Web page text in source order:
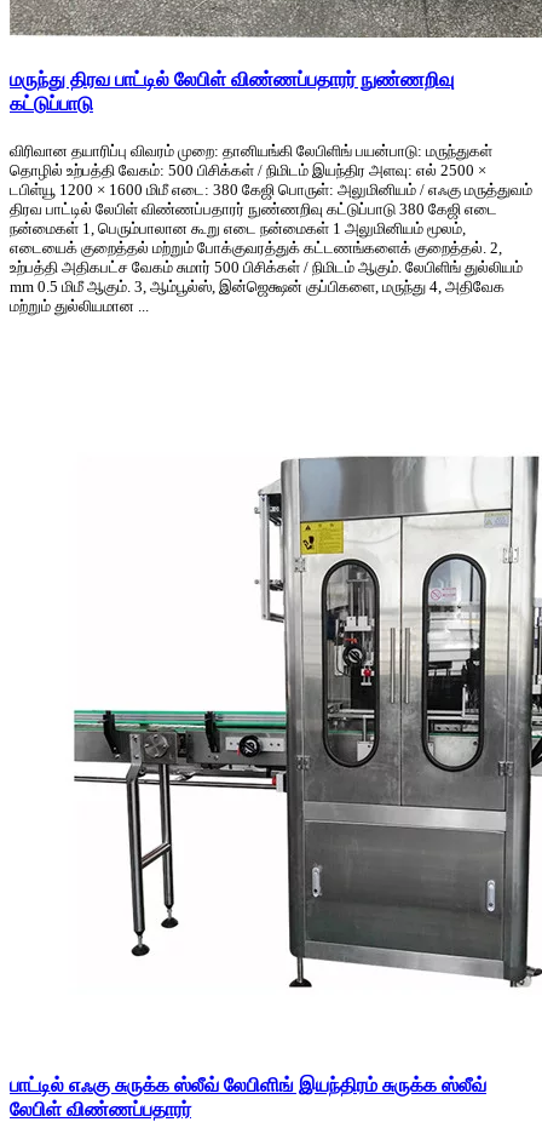
மருந்து திரவ பாட்டில் லேபிள் விண்ணப்பதாரர் நுண்ணறிவு
கட்டுப்பாடு
விரிவான தயாரிப்பு விவரம் முறை: தானியங்கி லேபிளிங் பயன்பாடு: மருந்துகள்
தொழில் உற்பத்தி வேகம்: 500 பிசிக்கள் / நிமிடம் இயந்திர அளவு: எல் 2500 ×
டபிள்யூ 1200 × 1600 மிமீ எடை: 380 கேஜி பொருள்: அலுமினியம் / எஃகு மருத்துவம்
திரவ பாட்டில் லேபிள் விண்ணப்பதாரர் நுண்ணறிவு கட்டுப்பாடு 380 கேஜி எடை
நன்மைகள் 1, பெரும்பாலான கூறு எடை நன்மைகள் 1 அலுமினியம் மூலம்,
எடையைக் குறைத்தல் மற்றும் போக்குவரத்துக் கட்டணங்களைக் குறைத்தல். 2,
உற்பத்தி அதிகபட்ச வேகம் சுமார் 500 பிசிக்கள் / நிமிடம் ஆகும். லேபிளிங் துல்லியம்
mm 0.5 மிமீ ஆகும். 3, ஆம்பூல்ஸ், இன்ஜெக்ஷன் குப்பிகளை, மருந்து 4, அதிவேக
மற்றும் துல்லியமான ...
பாட்டில் எஃகு சுருக்க ஸ்லீவ் லேபிளிங் இயந்திரம் சுருக்க ஸ்லீவ்
லேபிள் விண்ணப்பதாரர்